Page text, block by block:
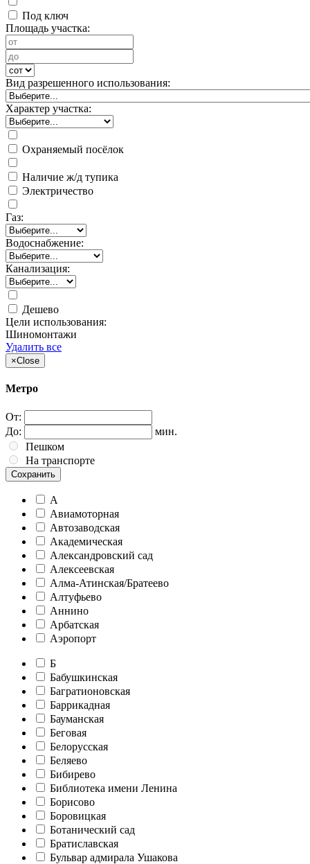
Под ключ
Площадь участка:
Вид разрешенного использования:
Характер участка:
Охраняемый посёлок
Наличие ж/д тупика
Электричество
Газ:
Водоснабжение:
Канализация:
Дешево
Цели использования:
Шиномонтажи
Удалить все
×Close
Метро
От:
До:
мин.
Пешком
На транспорте
Сохранить
А
Авиамоторная
Автозаводская
Академическая
Александровский сад
Алексеевская
Алма-Атинская/Братеево
Алтуфьево
Аннино
Арбатская
Аэропорт
Б
Бабушкинская
Багратионовская
Баррикадная
Бауманская
Беговая
Белорусская
Беляево
Бибирево
Библиотека имени Ленина
Борисово
Боровицкая
Ботанический сад
Братиславская
Бульвар адмирала Ушакова